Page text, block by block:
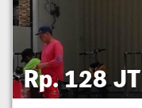
Rp. 128 JT